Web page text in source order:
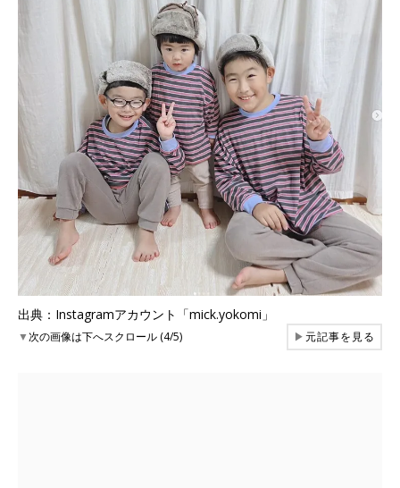
出典：Instagramアカウント「mick.yokomi」
▼次の画像は下へスクロール (4/5) ▶元記事を見る